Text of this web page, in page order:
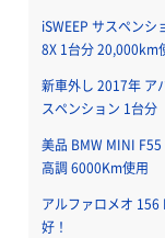
iSWEEP サスペンシ
8X 1台分 20,000km
新車外し 2017年 ア
スペンション 1台分
美品 BMW MINI
高調 6000Km使用
アルファロメオ 156
好！